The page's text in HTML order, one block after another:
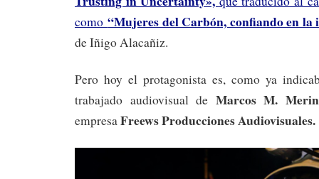
como“Mujeres del Carbón, confiando en
de Iñigo Alacañiz.
Pero hoy el protagonista es, como ya
trabajado audiovisual de Marcos M.
empresaFreews Producciones Audiovisuales.